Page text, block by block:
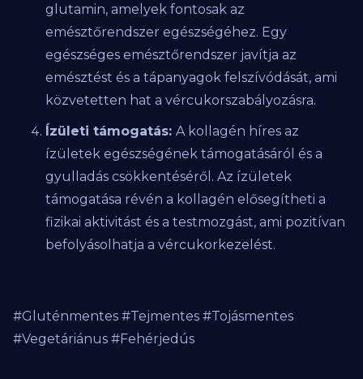
glutamin, amelyek fontosak az
emésztőrendszer egészségéhez. Egy
egészséges emésztőrendszer javítja az
emésztést és a tápanyagok felszívódását, ami
közvetetten hat a vércukorszabályozásra.
Ízületi támogatás: A kollagén híres az
ízületek egészségének támogatásáról és a
gyulladás csökkentéséről. Az ízületek
támogatása révén a kollagén elősegítheti a
fizikai aktivitást és a testmozgást, ami pozitívan
befolyásolhatja a vércukorkezelést.
#Gluténmentes #Tejmentes #Tojásmentes
#Vegetáriánus #Fehérjedús